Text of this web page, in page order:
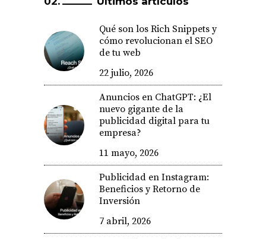
Qué son los Rich Snippets y
cómo revolucionan el SEO
de tu web
22 julio, 2026
Anuncios en ChatGPT: ¿El
nuevo gigante de la
publicidad digital para tu
empresa?
11 mayo, 2026
Publicidad en Instagram:
Beneficios y Retorno de
Inversión
7 abril, 2026